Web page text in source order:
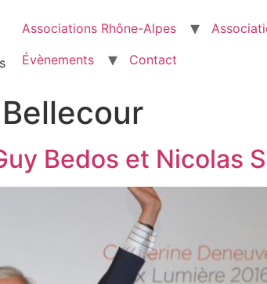
Associations Rhône-Alpes
Évènements
Contact
Bedos et Nicolas